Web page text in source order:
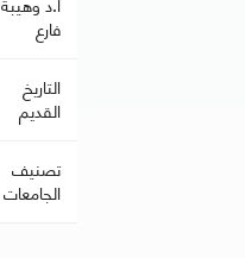
فارع
التاريخ
القديم
تصنيف
الجامعات